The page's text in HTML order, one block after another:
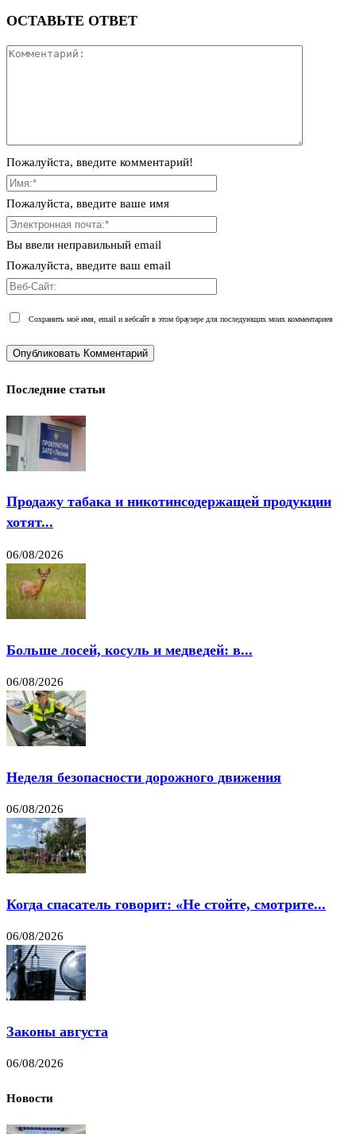
ОСТАВЬТЕ ОТВЕТ
Пожалуйста, введите комментарий!
Пожалуйста, введите ваше имя
Вы ввели неправильный email
Пожалуйста, введите ваш email
Сохранить моё имя, email и вебсайт в этом браузере для последующих моих комментариев
Последние статьи
Продажу табака и никотинсодержащей продукции
хотят...
06/08/2026
Больше лосей, косуль и медведей: в...
06/08/2026
Неделя безопасности дорожного движения
06/08/2026
Когда спасатель говорит: «Не стойте, смотрите...
06/08/2026
Законы августа
06/08/2026
Новости